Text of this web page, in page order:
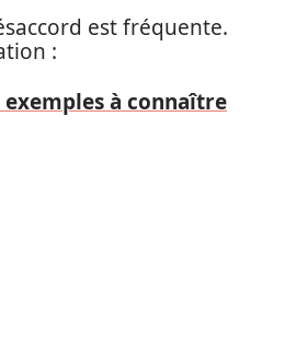
est fréquente.
:
exemples à connaître